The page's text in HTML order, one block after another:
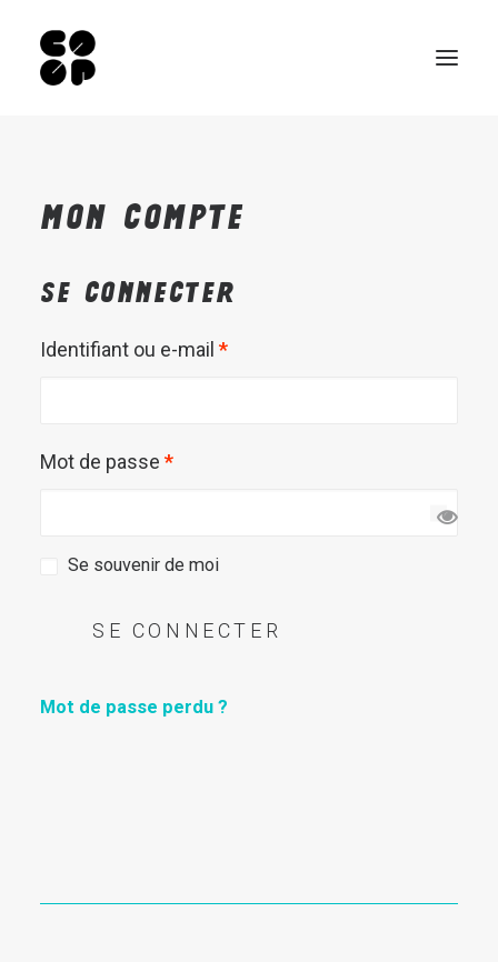
Ateliers
Notre Café
NL
Mon compte
Se connecter
Identifiant ou e-mail *Obligatoire
Mot de passe *Obligatoire
Se souvenir de moi
SE CONNECTER
Mot de passe perdu ?